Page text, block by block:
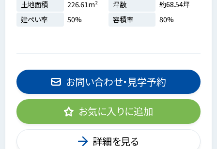
土地面積
226.61m² 坪数
約68.54坪
建ぺい率
50% 容積率 80%
お問い合わせ・見学予約
お気に入りに追加
詳細を見る